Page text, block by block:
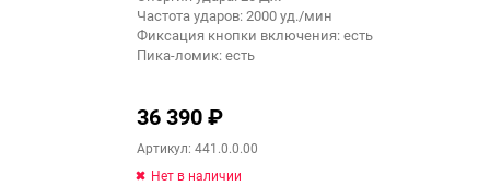
Частота ударов: 2000 уд./мин
Фиксация кнопки включения: есть
Пика-ломик: есть
36 390₽
Артикул: 441.0.0.00
Нет в наличии